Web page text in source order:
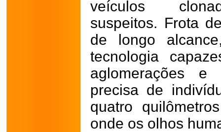
veículos
suspeitos. Frota
de longo
tecnologia
aglomerações e
precisa de
quatro
onde os olhos